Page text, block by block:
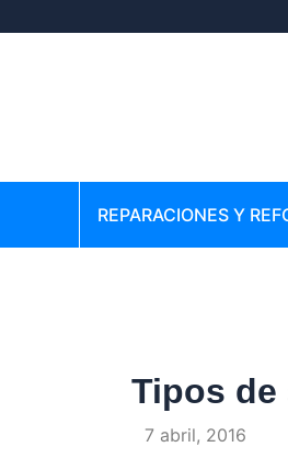
REPARACIONES Y
Tipos de
7 abril, 2016